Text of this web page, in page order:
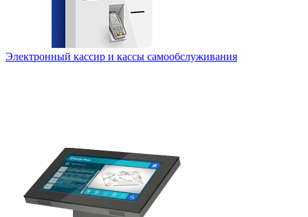
Электронный кассир и кассы самообслуживания